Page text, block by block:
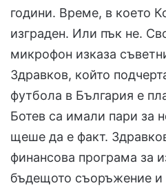
години. Време, в което
изграден. Или пък не.
микрофон изказа
Здравков, който
футбола в България е
Ботев са имали пари за
щеше да е факт.
финансова програма за
бъдещото съоръжение и